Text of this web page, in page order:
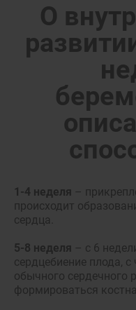
О
1-4 неделя –
происходит
сердца.
5-8 неделя – с 6
сердцебиение плода,
обычного сердечного
формироваться